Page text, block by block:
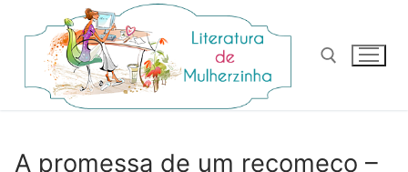
para
conteúdo
A promessa de um recomeço –